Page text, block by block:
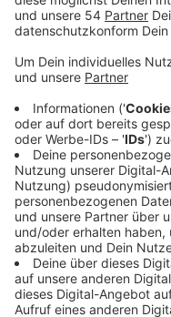
Einzelgenehmigung
Veröffentlicht:
Die Genehmigung ist
wollen daher wissen,
Antrag fordern SPD
Stellungnahme auf.
Kulturpolitik wurde
welche Arbeiten im
Ausstellungen auch